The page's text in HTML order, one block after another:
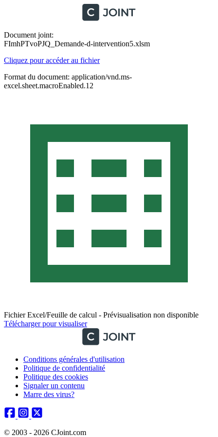
Document joint:
FImhPTvoPJQ_Demande-d-intervention5.xlsm
Cliquez pour accéder au fichier
Format du document: application/vnd.ms-
excel.sheet.macroEnabled.12
Fichier Excel/Feuille de calcul - Prévisualisation non disponible
Télécharger pour visualiser
Conditions générales d'utilisation
Politique de confidentialité
Politique des cookies
Signaler un contenu
Marre des virus?
© 2003 - 2026 CJoint.com